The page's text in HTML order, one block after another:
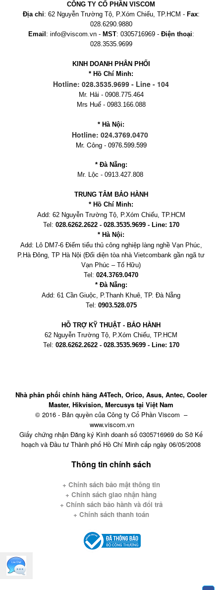
CÔNG TY CỔ PHẦN VISCOM
Địa chỉ: 62 Nguyễn Trường Tộ, P.Xóm Chiếu, TP.HCM - Fax:
028.6290.9880
Email : info@viscom.vn - MST: 0305716969 - Điện thoại:
028.3535.9699
KINH DOANH PHÂN PHỐI
* Hồ Chí Minh:
Hotline: 028.3535.9699 - Line - 104
Mr. Hải - 0908.775.464
Mrs Huế - 0983.166.088
* Hà Nội:
Hotline: 024.3769.0470
Mr. Công - 0976.599.599
* Đà Nẵng:
Mr. Lộc - 0913.427.808
TRUNG TÂM BẢO HÀNH
* Hồ Chí Minh:
Add: 62 Nguyễn Trường Tộ, P.Xóm Chiếu, TP.HCM
Tel: 028.6262.2622 - 028.3535.9699 - Line: 170
* Hà Nội:
Add: Lô DM7-6 Điểm tiểu thủ công nghiệp làng nghề Vạn Phúc,
P.Hà Đông, TP Hà Nội (Đối diện tòa nhà Vietcombank gần ngã tư
Vạn Phúc – Tố Hữu)
Tel: 024.3769.0470
* Đà Nẵng:
Add: 61 Cần Giuộc, P.Thanh Khuê, TP. Đà Nẵng
Tel: 0903.528.075
HỖ TRỢ KỸ THUẬT - BẢO HÀNH
62 Nguyễn Trường Tộ, P.Xóm Chiếu, TP.HCM
Tel: 028.6262.2622 - 028.3535.9699 - Line: 170
Nhà phân phối chính hãng A4Tech, Orico, Asus, Antec, Cooler
Master, Hikvision, Mercusys tại Việt Nam
© 2016 - Bản quyền của Công ty Cổ Phần Viscom –
www.viscom.vn
Giấy chứng nhận Đăng ký Kinh doanh số 0305716969 do Sở Kế
hoạch và Đầu tư Thành phố Hồ Chí Minh cấp ngày 06/05/2008
Thông tin chính sách
+ Chính sách bảo mật thông tin
+ Chính sách giao nhận hàng
+ Chính sách bảo hành và đổi trả
+ Chính sách thanh toán